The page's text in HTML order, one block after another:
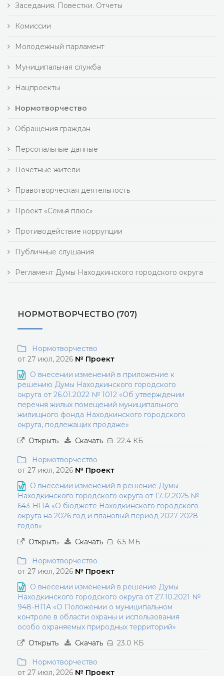
Заседания. Повестки. Отчеты
Комиссии
Молодежный парламент
Муниципальная служба
Нацпроекты
Нормотворчество
Обращения граждан
Персональные данные
Почетные жители
Правотворческая деятельность
Проект «Семья плюс»
Противодействие коррупции
Публичные слушания
Регламент Думы Находкинского городского округа
НОРМОТВОРЧЕСТВО (707)
Нормотворчество
от 27 июл, 2026 № Проект
О внесении изменений в приложение к
решению Думы Находкинского городского
округа от 26.01.2022 № 1012 «Об утверждении
перечня жилых помещений муниципального
жилищного фонда Находкинского городского
округа, подлежащих продаже»
Открыть
Скачать 22.4 КБ
Нормотворчество
от 27 июл, 2026 № Проект
О внесении изменений в решение Думы
Находкинского городского округа от 17.12.2025 №
643-НПА «О бюджете Находкинского городского
округа на 2026 год и плановый период 2027-2028
годов»
Открыть
Скачать 6.5 МБ
Нормотворчество
от 27 июл, 2026 № Проект
О внесении изменений в решение Думы
Находкинского городского округа от 27.10.2021 №
948-НПА «О Положении о муниципальном
контроле в области охраны и использования
особо охраняемых природных территорий»
Открыть
Скачать 23.0 КБ
Нормотворчество
от 27 июл, 2026 № Проект